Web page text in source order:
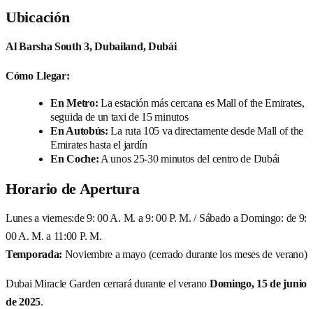
Ubicación
Al Barsha South 3, Dubailand, Dubái
Cómo Llegar:
En Metro: La estación más cercana es Mall of the Emirates,
seguida de un taxi de 15 minutos
En Autobús: La ruta 105 va directamente desde Mall of the
Emirates hasta el jardín
En Coche: A unos 25-30 minutos del centro de Dubái
Horario de Apertura
Lunes a viernes:de 9: 00 A. M. a 9: 00 P. M. / Sábado a Domingo: de 9:
00 A. M. a 11:00 P. M.
Temporada: Noviembre a mayo (cerrado durante los meses de verano)
Dubai Miracle Garden cerrará durante el verano Domingo, 15 de junio
de 2025.